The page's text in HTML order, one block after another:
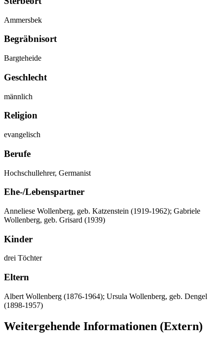
Ammersbek
Begräbnisort
Bargteheide
Geschlecht
männlich
Religion
evangelisch
Berufe
Hochschullehrer, Germanist
Ehe-/Lebenspartner
Anneliese Wollenberg, geb. Katzenstein (1919-1962); Gabriele
Wollenberg, geb. Grisard (1939)
Kinder
drei Töchter
Eltern
Albert Wollenberg (1876-1964); Ursula Wollenberg, geb. Dengel
(1898-1957)
Weitergehende Informationen (Extern)